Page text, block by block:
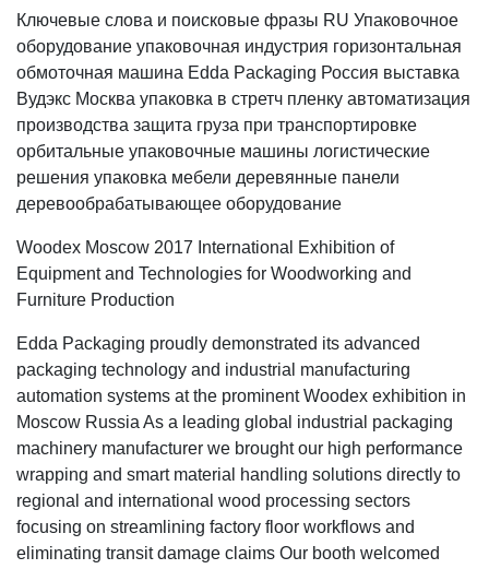
Ключевые слова и поисковые фразы RU Упаковочное
оборудование упаковочная индустрия горизонтальная
обмоточная машина Edda Packaging Россия выставка
Вудэкс Москва упаковка в стретч пленку автоматизация
производства защита груза при транспортировке
орбитальные упаковочные машины логистические
решения упаковка мебели деревянные панели
деревообрабатывающее оборудование
Woodex Moscow 2017 International Exhibition of
Equipment and Technologies for Woodworking and
Furniture Production
Edda Packaging proudly demonstrated its advanced
packaging technology and industrial manufacturing
automation systems at the prominent Woodex exhibition in
Moscow Russia As a leading global industrial packaging
machinery manufacturer we brought our high performance
wrapping and smart material handling solutions directly to
regional and international wood processing sectors
focusing on streamlining factory floor workflows and
eliminating transit damage claims Our booth welcomed